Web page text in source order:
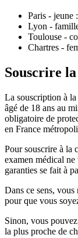
Paris - jeune
Lyon -
Toulouse -
Chartres -
Souscrire
La souscription à
âgé de 18 ans au
obligatoire de
en France
Pour souscrire à la
examen médical
garanties se fait à
Dans ce sens,
pour que vous
Sinon, vous
la plus proche de